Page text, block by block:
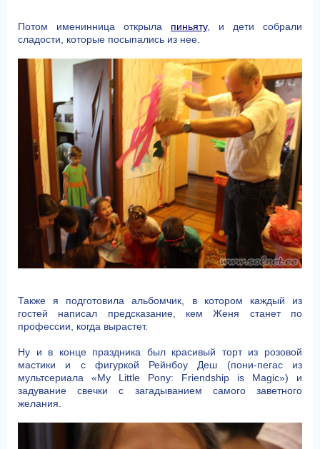
Потом именинница открыла пиньяту, и дети собрали
сладости, которые посыпались из нее.
Также я подготовила альбомчик, в котором каждый из
гостей написал предсказание, кем Женя станет по
профессии, когда вырастет.
Ну и в конце праздника был красивый торт из розовой
мастики и с фигуркой Рейнбоу Деш (пони-пегас из
мультсериала «My Little Pony: Friendship is Magic») и
задувание свечки с загадыванием самого заветного
желания.